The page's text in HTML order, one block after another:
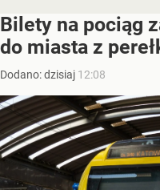
Bilety na pociąg
do miasta z
Dodano:dzisiaj 12:08